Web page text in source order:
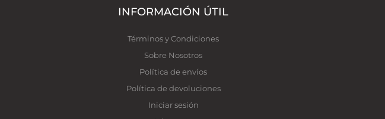
INFORMACIÓN ÚTIL
Términos y Condiciones
Sobre Nosotros
Política de envíos
Política de devoluciones
Iniciar sesión